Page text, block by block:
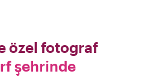
özel fotograf
şehrinde